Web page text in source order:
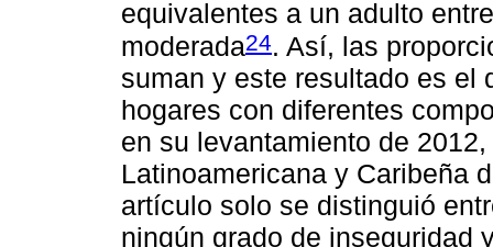
equivalentes a un adulto
moderada24. Así, las
suman y este resultado es el
hogares con diferentes
en su levantamiento de
Latinoamericana y Caribeña
artículo solo se distinguió
ningún grado de inseguridad